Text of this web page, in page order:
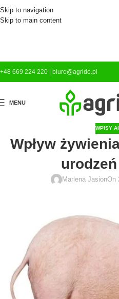
Skip to navigation
Skip to main content
+48 669 224 220 biuro@agrido.pl
MENU
WPISY
Wpływ
Marlena JasionOn